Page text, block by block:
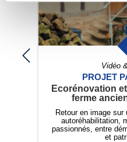
Vidéo
PROJET
Ecorénovation
ferme
Retour en image sur
autoréhabilitation,
passionnés, entre
et